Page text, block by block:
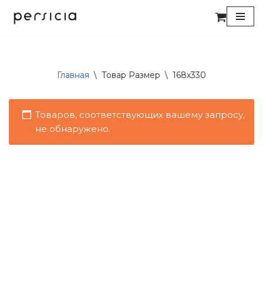
Главная \ Товар Размер \ 168x330
Товаров, соответствующих вашему запросу,
не обнаружено.